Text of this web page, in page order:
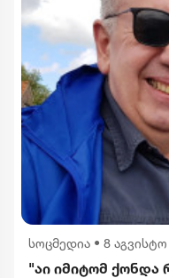
სოცმედია • 8 აგვისტო
"აი იმიტომ ქონდა